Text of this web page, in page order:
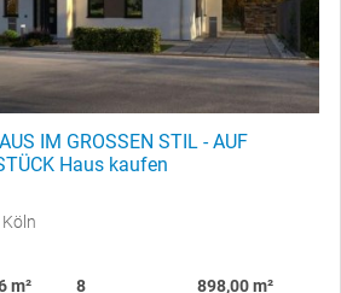
IM GROSSEN STIL - AUF
Haus kaufen
m²
8
898,00 m²